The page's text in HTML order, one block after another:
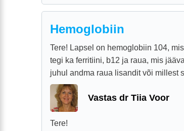
Hemoglobiin
Tere! Lapsel on hemoglobiin 104,
tegi ka ferritiini, b12 ja raua, mis
juhul andma raua lisandit või millest
Vastas dr Tiia Voor
Tere!